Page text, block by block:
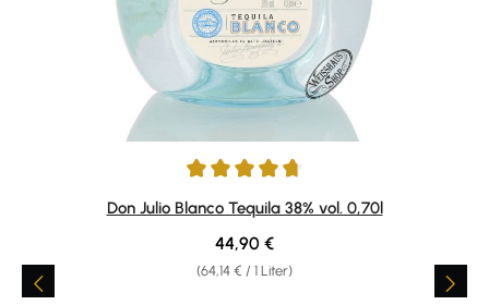
Durchschnittliche Bewertung von 4.86 von 5 Sternen
Don Julio Blanco Tequila 38% vol. 0,70l
(64,14 € / 1 Liter)
Regulärer Preis:
44,90 €